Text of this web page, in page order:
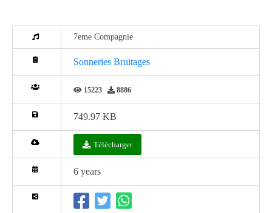
7eme Compagnie
Sonneries Bruitages
15223 8886
749.97 KB
Télécharger
6 years